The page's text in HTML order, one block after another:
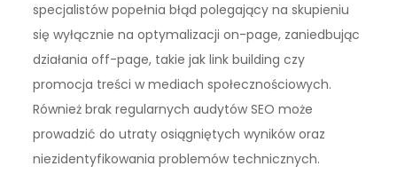
specjalistów popełnia błąd polegający na skupieniu
się wyłącznie na optymalizacji on-page, zaniedbując
działania off-page, takie jak link building czy
promocja treści w mediach społecznościowych.
Również brak regularnych audytów SEO może
prowadzić do utraty osiągniętych wyników oraz
niezidentyfikowania problemów technicznych.